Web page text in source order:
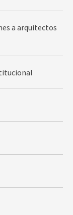
a arquitectos